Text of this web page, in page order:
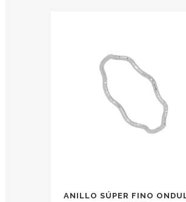
ANILLO SÚPER FINO